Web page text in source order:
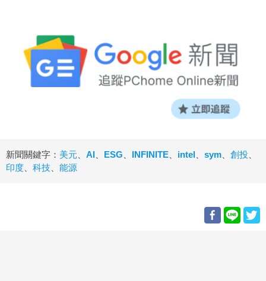
新聞關鍵字： 美元 AI ESG INFINITE intel sym 創投
印度
科技 能源